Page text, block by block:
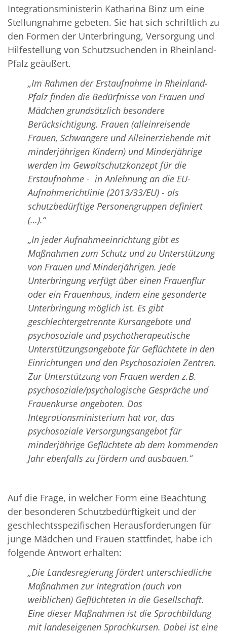
Integrationsministerin Katharina Binz um eine
Stellungnahme gebeten. Sie hat sich schriftlich zu
den Formen der Unterbringung, Versorgung und
Hilfestellung von Schutzsuchenden in Rheinland-
Pfalz geäußert.
„Im Rahmen der Erstaufnahme in Rheinland-
Pfalz finden die Bedürfnisse von Frauen und
Mädchen grundsätzlich besondere
Berücksichtigung. Frauen (alleinreisende
Frauen, Schwangere und Alleinerziehende mit
minderjährigen Kindern) und Minderjährige
werden im Gewaltschutzkonzept für die
Erstaufnahme - in Anlehnung an die EU-
Aufnahmerichtlinie (2013/33/EU) - als
schutzbedürftige Personengruppen definiert
(…).“
„In jeder Aufnahmeeinrichtung gibt es
Maßnahmen zum Schutz und zu Unterstützung
von Frauen und Minderjährigen. Jede
Unterbringung verfügt über einen Frauenflur
oder ein Frauenhaus, indem eine gesonderte
Unterbringung möglich ist. Es gibt
geschlechtergetrennte Kursangebote und
psychosoziale und psychotherapeutische
Unterstützungsangebote für Geflüchtete in den
Einrichtungen und den Psychosozialen Zentren.
Zur Unterstützung von Frauen werden z.B.
psychosoziale/psychologische Gespräche und
Frauenkurse angeboten. Das
Integrationsministerium hat vor, das
psychosoziale Versorgungsangebot für
minderjährige Geflüchtete ab dem kommenden
Jahr ebenfalls zu fördern und ausbauen.“
Auf die Frage, in welcher Form eine Beachtung
der besonderen Schutzbedürftigkeit und der
geschlechtsspezifischen Herausforderungen für
junge Mädchen und Frauen stattfindet, habe ich
folgende Antwort erhalten:
„Die Landesregierung fördert unterschiedliche
Maßnahmen zur Integration (auch von
weiblichen) Geflüchteten in die Gesellschaft.
Eine dieser Maßnahmen ist die Sprachbildung
mit landeseigenen Sprachkursen. Dabei ist eine